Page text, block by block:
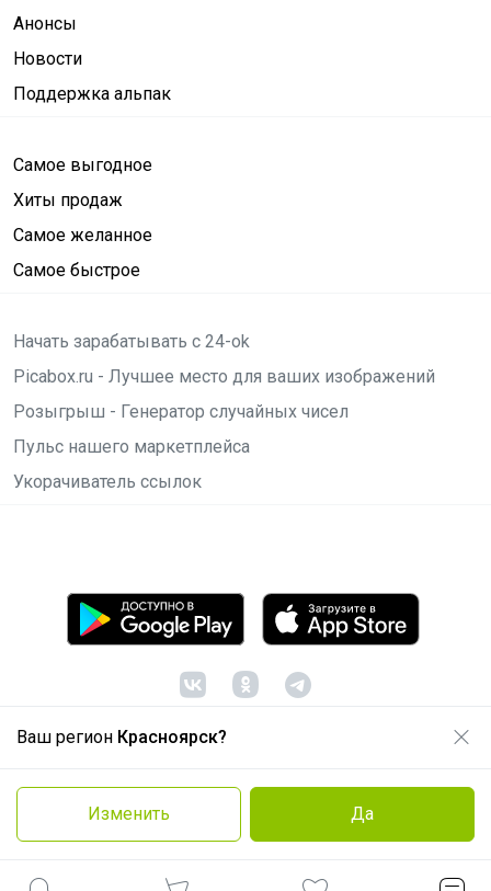
Ваш регион Красноярск?
Изменить Да
Анонсы
Новости
Поддержка альпак
Самое выгодное
Хиты продаж
Самое желанное
Самое быстрое
Начать зарабатывать с 24-ok
Picabox.ru - Лучшее место для ваших изображений
Розыгрыш - Генератор случайных чисел
Пульс нашего маркетплейса
Укорачиватель ссылок
© ООО "Лявита", ОГРН 1122468054070, 2012 -2026
Политика конфиденциальности
Cоглашение пользователя